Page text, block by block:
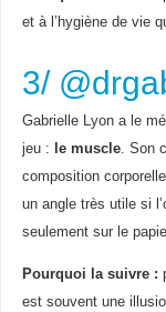
et à l’hygiène de vie
3/
Gabrielle Lyon a le
jeu :
le muscle. Son
composition
un angle très utile si
seulement sur le
Pourquoi la suivre :
est souvent une